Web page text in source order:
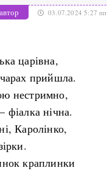
03.07.2024 5:27 пп
царівна,
прийшла.
нестримно,
нічна.
Каролінко,
краплинки